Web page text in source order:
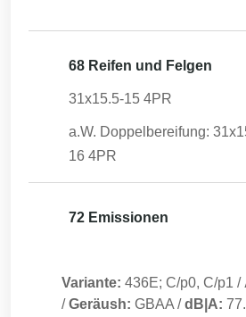
68 Reifen und Felgen
31x15.5-15 4PR
a.W. Doppelbereifung:
16 4PR
72 Emissionen
Variante: 436E; C/p0, C/p1 /
/Geräush: GBAA /dB|A: